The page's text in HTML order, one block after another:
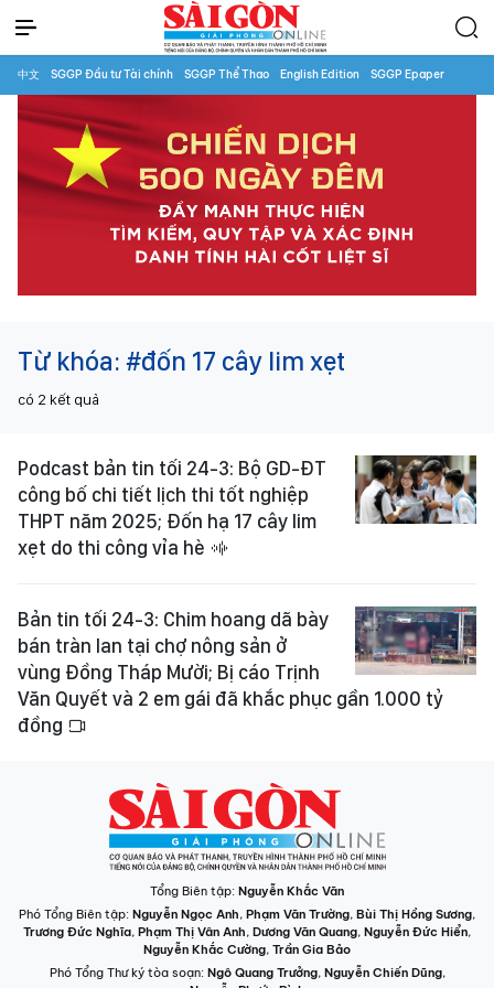
中文 SGGP Đầu tư Tài chính SGGP Thể Thao English Edition SGGP Epaper
Từ khóa: #đốn 17 cây lim xẹt
có 2 kết quả
Podcast bản tin tối 24-3: Bộ GD-ĐT
công bố chi tiết lịch thi tốt nghiệp
THPT năm 2025; Đốn hạ 17 cây lim
xẹt do thi công vỉa hè
Bản tin tối 24-3: Chim hoang dã bày
bán tràn lan tại chợ nông sản ở
vùng Đồng Tháp Mười; Bị cáo Trịnh
Văn Quyết và 2 em gái đã khắc phục gần 1.000 tỷ
đồng
Tổng Biên tập: Nguyễn Khắc Văn
Phó Tổng Biên tập: Nguyễn Ngọc Anh, Phạm Văn Trường, Bùi Thị Hồng Sương,
Trương Đức Nghĩa, Phạm Thị Vân Anh, Dương Văn Quang, Nguyễn Đức Hiển,
Nguyễn Khắc Cường, Trần Gia Bảo
Phó Tổng Thư ký tòa soạn: Ngô Quang Trưởng, Nguyễn Chiến Dũng,